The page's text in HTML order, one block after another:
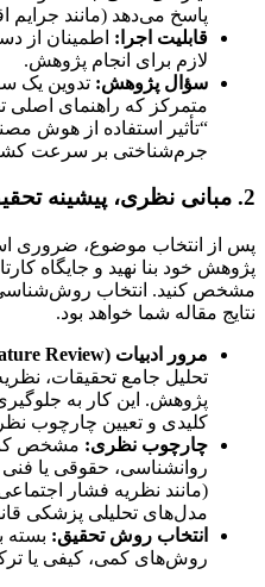
پاسخ می‌دهد (مانند جرایم
قابلیت اجرا: اطمینان از
لازم برای انجام پژوهش.
سؤال پژوهش: تدوین یک
متمرکز که راهنمای اصلی
“تأثیر استفاده از هوش
جرم‌شناختی بر سرعت
2. مبانی نظری، پیشینه تحقیق و انتخاب روش‌شناسی
پس از انتخاب موضوع، ضروری
پژوهش خود بنا نهید و جایگاه
مشخص کنید. انتخاب روش‌شناسی
نتایج مقاله شما خواهد بود.
مرور ادبیات (Literature Review):
تحلیل جامع تحقیقات،
پژوهش. این کار به
کلیدی و تعیین چارچوب
چارچوب نظری: مشخص
روانشناسی، حقوقی یا
(مانند نظریه فشار
مدل‌های تحلیلی پزشکی
انتخاب روش تحقیق: بسته
روش‌های کمی، کیفی یا